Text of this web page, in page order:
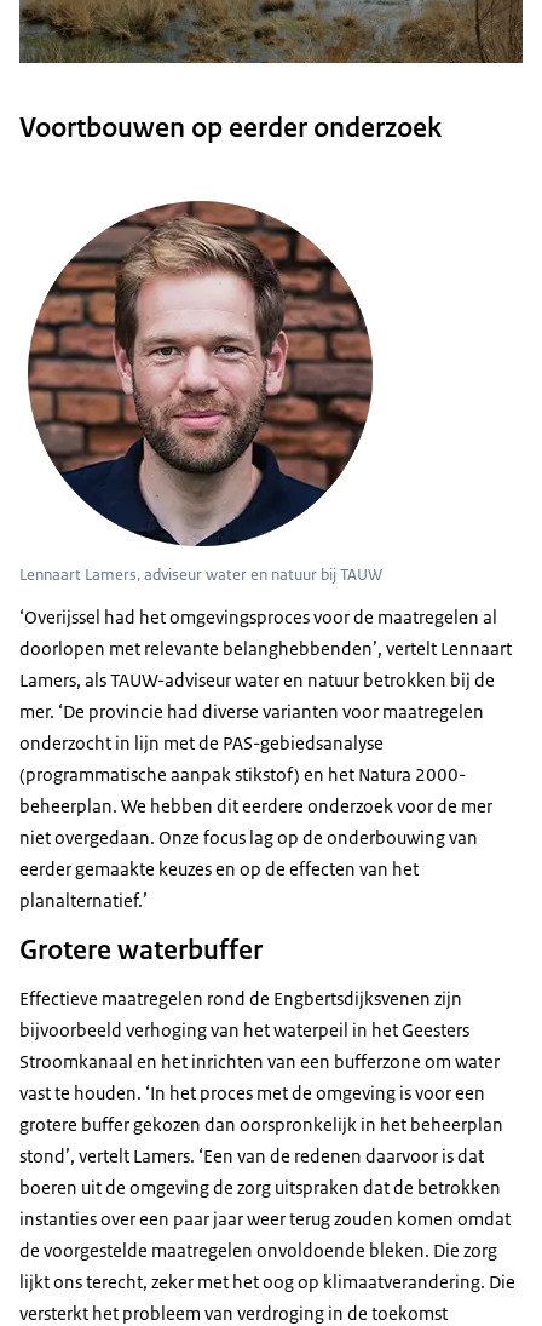
Voortbouwen op eerder onderzoek
Lennaart Lamers, adviseur water en natuur bij TAUW
‘Overijssel had het omgevingsproces voor de maatregelen al
doorlopen met relevante belanghebbenden’, vertelt Lennaart
Lamers, als TAUW-adviseur water en natuur betrokken bij de
mer. ‘De provincie had diverse varianten voor maatregelen
onderzocht in lijn met de PAS-gebiedsanalyse
(programmatische aanpak stikstof) en het Natura 2000-
beheerplan. We hebben dit eerdere onderzoek voor de mer
niet overgedaan. Onze focus lag op de onderbouwing van
eerder gemaakte keuzes en op de effecten van het
planalternatief.’
Grotere waterbuffer
Effectieve maatregelen rond de Engbertsdijksvenen zijn
bijvoorbeeld verhoging van het waterpeil in het Geesters
Stroomkanaal en het inrichten van een bufferzone om water
vast te houden. ‘In het proces met de omgeving is voor een
grotere buffer gekozen dan oorspronkelijk in het beheerplan
stond’, vertelt Lamers. ‘Een van de redenen daarvoor is dat
boeren uit de omgeving de zorg uitspraken dat de betrokken
instanties over een paar jaar weer terug zouden komen omdat
de voorgestelde maatregelen onvoldoende bleken. Die zorg
lijkt ons terecht, zeker met het oog op klimaatverandering. Die
versterkt het probleem van verdroging in de toekomst